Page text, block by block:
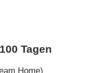
Tagen
Home)